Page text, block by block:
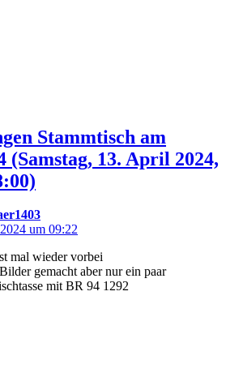
Stammtisch am
(Samstag, 13. April 2024,
um 09:22
mal wieder vorbei
gemacht aber nur ein paar
mit BR 94 1292